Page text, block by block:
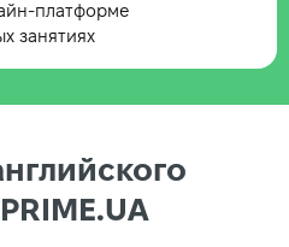
платформе
занятиях